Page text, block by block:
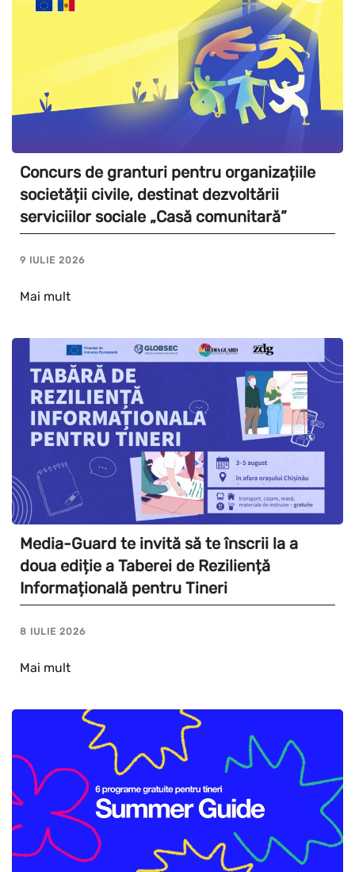
Concurs de granturi pentru organizațiile
societății civile, destinat dezvoltării
serviciilor sociale „Casă comunitară”
9 IULIE 2026
Mai mult
Media-Guard te invită să te înscrii la a
doua ediție a Taberei de Reziliență
Informațională pentru Tineri
8 IULIE 2026
Mai mult